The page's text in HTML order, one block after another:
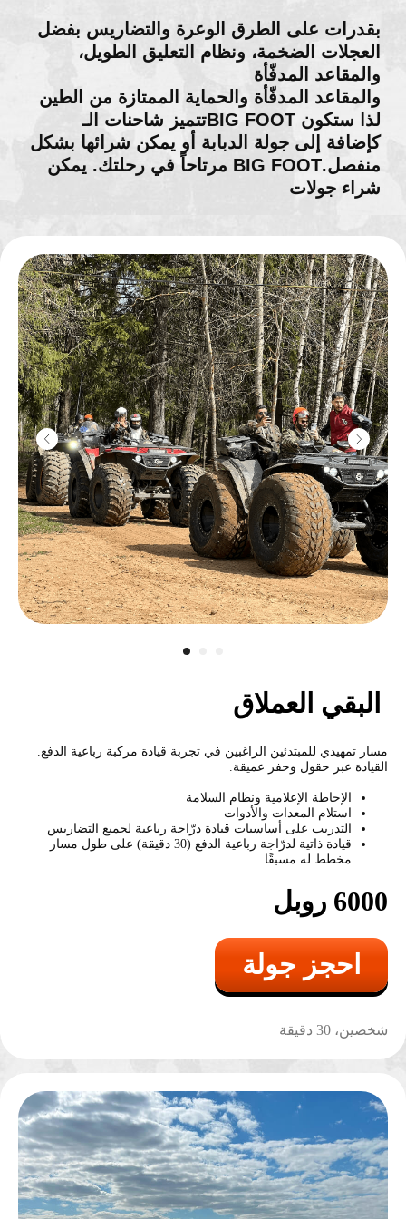
البقي العملاق
مسار تمهيدي للمبتدئين الراغبين في تجربة قيادة مركبة رباعية الدفع.
القيادة عبر حقول وحفر عميقة.
الإحاطة الإعلامية ونظام السلامة
استلام المعدات والأدوات
التدريب على أساسيات قيادة درّاجة رباعية لجميع التضاريس
قيادة ذاتية لدرّاجة رباعية الدفع (30 دقيقة) على طول مسار
مخطط له مسبقًا
6000 روبل
احجز جولة
شخصين، 30 دقيقة
الأسلحة
30 طلقة
60 طلقة بيدين
4500r
9500r
5500r
3500
رشاش "بيتشنغ"
20 طلقة بيدين
2800r 10 طلقات
مدفع رشاش
كلاشنيكوف